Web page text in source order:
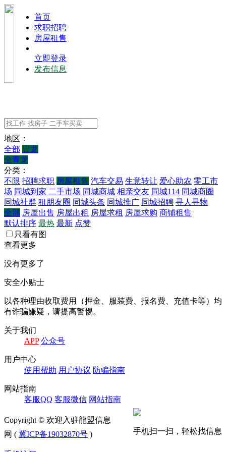
⾸⻚
求职招聘
房屋租售
立即登录
发布信息
地区：
全部 青龙
全青龙
分类：
不限 招聘求职 房屋租售 汽车交易 生意转让 爱心助农 零工市
场 同城到家 二手市场 同城商城 相亲交友 同城114 同城商圈
同城社群 租朋友圈 同城头条 同城推广 同城招聘 寻人寻物
全部 房屋出售 房屋出租 房屋求租 房屋求购 商铺租售
默认排序 最热 最新 点赞
只看有图
查看更多
没有更多了
安全小贴士
以各种理由收取费⽤（押⾦、服装费、报名费、充值卡等）均
有诈骗嫌疑，请提⾼警惕。
关于我们
APP 公众号
⽤户中⼼
使⽤帮助 ⽤户协议 防骗指南
⽹站指南
客服QQ 客服微信 ⽹站指南
手机扫一扫，轻松找信息
Copyright © 欢迎入驻龍盟信息
网 ( 冀ICP备19032870号 )